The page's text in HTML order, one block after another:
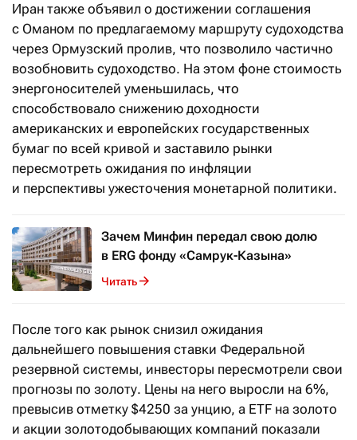
Иран также объявил о достижении соглашения
с Оманом по предлагаемому маршруту судоходства
через Ормузский пролив, что позволило частично
возобновить судоходство. На этом фоне стоимость
энергоносителей уменьшилась, что
способствовало снижению доходности
американских и европейских государственных
бумаг по всей кривой и заставило рынки
пересмотреть ожидания по инфляции
и перспективы ужесточения монетарной политики.
Зачем Минфин передал свою долю
в ERG фонду «Самрук-Казына»
Читать
После того как рынок снизил ожидания
дальнейшего повышения ставки Федеральной
резервной системы, инвесторы пересмотрели свои
прогнозы по золоту. Цены на него выросли на 6%,
превысив отметку $4250 за унцию, а ETF на золото
и акции золотодобывающих компаний показали